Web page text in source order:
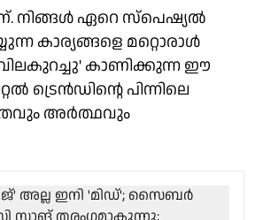
നിങ്ങൾ ഏറെ സ്പെഷ്യൽ
കാര്യങ്ങളെ മറ്റൊരാൾ
'വിലകുറച്ചു' കാണിക്കുന്ന ഈ
ട്രെൻഡിന്റെ പിന്നിലെ
അർത്ഥവും